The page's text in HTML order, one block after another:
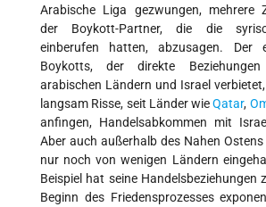
Arabische Liga gezwungen, mehrere
der Boykott-Partner, die die
einberufen hatten, abzusagen. Der
Boykotts, der direkte
arabischen Ländern und Israel
langsam Risse, seit Länder wieQatar,
anfingen, Handelsabkommen mit
Aber auch außerhalb des Nahen
nur noch von wenigen Ländern
Beispiel hat seine Handelsbeziehungen
Beginn des Friedensprozesses